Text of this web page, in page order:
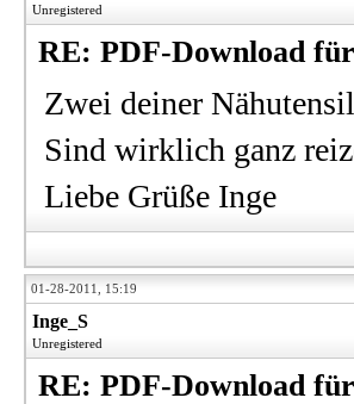
Unregistered
RE: PDF-Download
Zwei deiner
Sind wirklich ganz
Liebe Grüße Inge
01-28-2011, 15:19
Inge_S
Unregistered
RE: PDF-Download